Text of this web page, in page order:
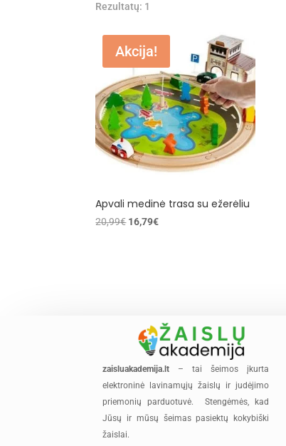
Rezultatų: 1
Akcija!
Apvali medinė trasa su ežerėliu
20,99€ Original
16,79€Current
zaisluakademija.lt – tai šeimos įkurta
elektroninė lavinamųjų žaislų ir judėjimo
priemonių parduotuvė. Stengėmės, kad
Jūsų ir mūsų šeimas pasiektų kokybiški
žaislai.